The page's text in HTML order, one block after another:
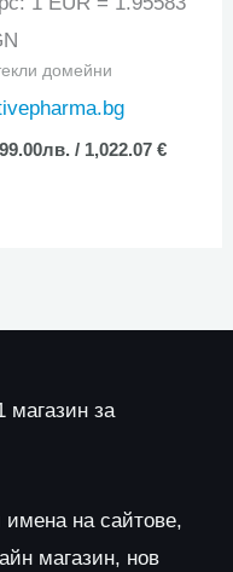
домейни
лв. / 1,022.07 €
за
на сайтове,
магазин, нов